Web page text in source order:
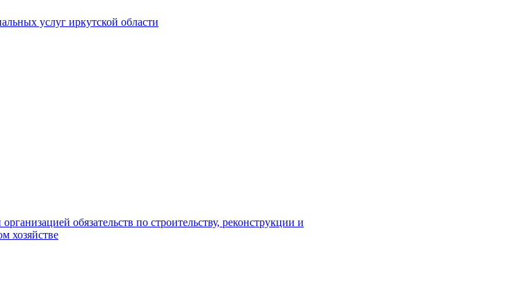
услуг иркутской области
обязательств по строительству, реконструкции и
хозяйстве